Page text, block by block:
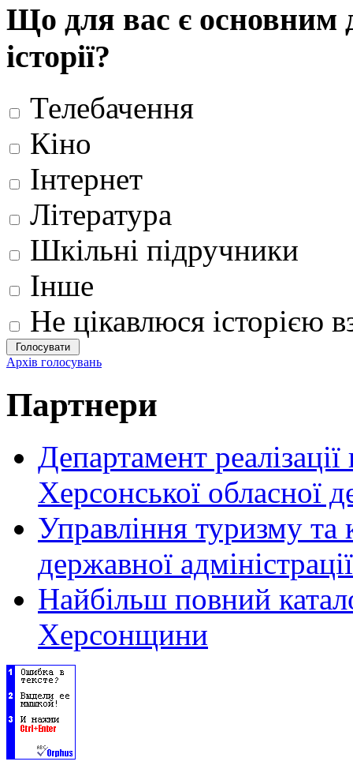
Що для вас є основним
історії?
Телебачення
Кіно
Інтернет
Література
Шкільні підручники
Інше
Не цікавлюся історією
Архів голосувань
Партнери
Департамент
Херсонської обласної
Управління туризму та
державної адміністрації
Найбільш повний
Херсонщини